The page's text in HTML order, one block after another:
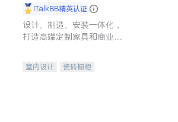
A LUXE
iTalkBB精英认证
设计、制造、安装一体化，
打造高端定制家具和商业空
室内设计
瓷砖橱柜